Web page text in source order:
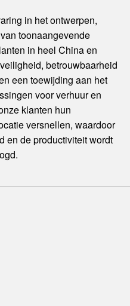
in het ontwerpen,
toonaangevende
in heel China en
betrouwbaarheid
een toewijding aan het
voor verhuur en
klanten hun
versnellen, waardoor
en de productiviteit wordt